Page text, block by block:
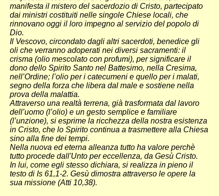
manifesta il mistero del sacerdozio di Cristo, partecipato
dai ministri costituiti nelle singole Chiese locali, che
rinnovano oggi il loro impegno al servizio del popolo di
Dio.
Il Vescovo, circondato dagli altri sacerdoti, benedice gli
oli che verranno adoperati nei diversi sacramenti: il
crisma (olio mescolato con profumi), per significare il
dono dello Spirito Santo nel Battesimo, nella Cresima,
nell’Ordine; l’olio per i catecumeni e quello per i malati,
segno della forza che libera dal male e sostiene nella
prova della malattia.
Attraverso una realtà terrena, già trasformata dal lavoro
dell’uomo (l’olio) e un gesto semplice e familiare
(l’unzione), si esprime la ricchezza della nostra esistenza
in Cristo, che lo Spirito continua a trasmettere alla Chiesa
sino alla fine dei tempi.
Nella nuova ed eterna alleanza tutto ha valore perchè
tutto procede dall'Unto per eccellenza, da Gesù Cristo.
In lui, come egli stesso dichiara, si realizza in pieno il
testo di Is 61,1-2. Gesù dimostra attraverso le opere la
sua missione (Atti 10,38).